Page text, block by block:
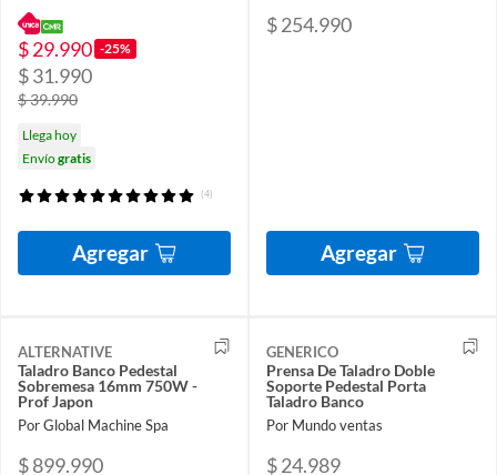
$ 29.990 -25%
$ 31.990
$ 39.990
Llega hoy
Envíogratis
(4)
Agregar
$ 254.990
Agregar
ALTERNATIVE
Taladro Banco Pedestal
Sobremesa 16mm 750W -
Prof Japon
Por Global Machine Spa
$ 899.990
GENERICO
Prensa De Taladro Doble
Soporte Pedestal Porta
Taladro Banco
Por Mundo ventas
$ 24.989